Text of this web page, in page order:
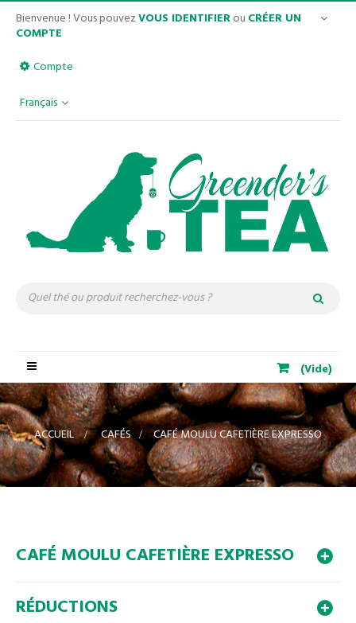
Bienvenue ! Vous pouvezVOUS IDENTIFIERou CRÉER UN
COMPTE
Compte
Français
(Vide)
Basculer
la
navigation
ACCUEIL > CAFÉS > CAFÉ MOULU CAFETIÈRE EXPRESSO
CAFÉ MOULU CAFETIÈRE EXPRESSO
RÉDUCTIONS